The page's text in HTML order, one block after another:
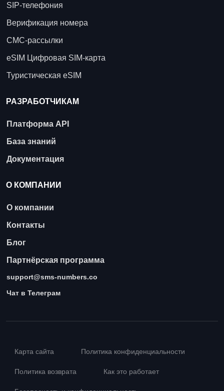
SIP-телефония
Верификация номера
СМС-рассылки
eSIM Цифровая SIM-карта
Туристическая eSIM
РАЗРАБОТЧИКАМ
Платформа API
База знаний
Документация
О КОМПАНИИ
О компании
Контакты
Блог
Партнёрская программа
support@sms-numbers.co
Чат в Телеграм
Карта сайта Политика конфиденциальности
Политика возврата Как это работает